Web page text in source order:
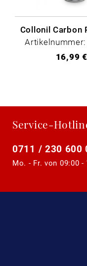
Collonil Carbon
16,99
Service-
0711 / 230 600
Mo. - Fr. von 09:00 -